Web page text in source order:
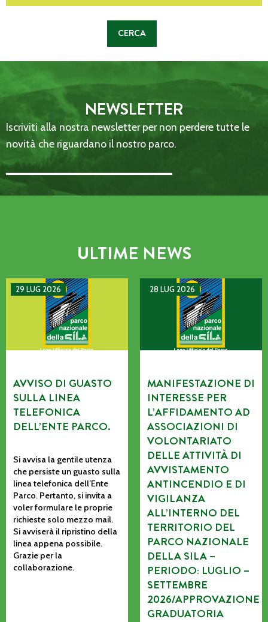
NEWSLETTER
Iscriviti alla nostra newsletter per non perdere tutte le
novità che riguardano il nostro parco.
Email Address::: (required)
ULTIME NEWS
29 LUG 2026
AVVISO DI GUASTO SULLA LINEA TELEFONICA DELL’ENTE
AVVISO DI GUASTO
SULLA LINEA
TELEFONICA
DELL’ENTE PARCO.
Si avvisa la gentile utenza
che persiste un guasto sulla
linea telefonica dell’Ente
Parco. Pertanto, si invita a
voler formulare le proprie
richieste solo mezzo mail.
Si avviserà il ripristino della
linea appena possibile.
Grazie per la
collaborazione.
28 LUG 2026
MANIFESTAZIONE DI
MANIFESTAZIONE DI
INTERESSE PER
L’AFFIDAMENTO AD
ASSOCIAZIONI DI
VOLONTARIATO
DELLE ATTIVITÀ DI
AVVISTAMENTO
ANTINCENDIO E DI
VIGILANZA
ALL’INTERNO DEL
TERRITORIO DEL
PARCO NAZIONALE
DELLA SILA –
PERIODO: LUGLIO –
SETTEMBRE
2026/APPROVAZIONE
GRADUATORIA